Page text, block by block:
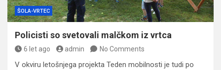
ŠOLA-VRTEC
Policisti so svetovali malčkom iz vrtca
6 let ago admin No Comments
V okviru letošnjega projekta Teden mobilnosti je tudi po